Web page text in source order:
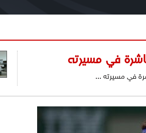
في مسيرته
في مسيرته ...